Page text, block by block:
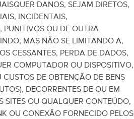
DANOS, SEJAM DIRETOS,
INCIDENTAIS,
PUNITIVOS OU DE OUTRA
MAS NÃO SE LIMITANDO A,
CESSANTES, PERDA DE DADOS,
COMPUTADOR OU DISPOSITIVO,
CUSTOS DE OBTENÇÃO DE BENS
DECORRENTES DE OU EM
SITES OU QUALQUER CONTEÚDO,
OU CONEXÃO FORNECIDO PELOS